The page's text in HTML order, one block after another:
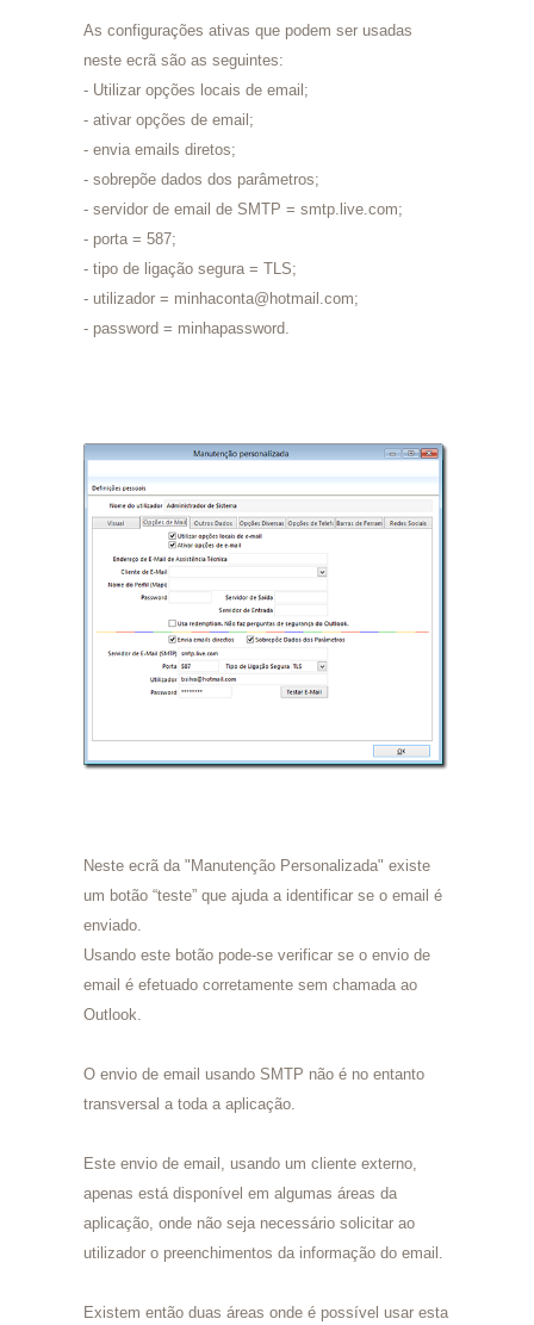
As configurações ativas que podem ser usadas
neste ecrã são as seguintes:
- Utilizar opções locais de email;
- ativar opções de email;
- envia emails diretos;
- sobrepõe dados dos parâmetros;
- servidor de email de SMTP = smtp.live.com;
- porta = 587;
- tipo de ligação segura = TLS;
- utilizador = minhaconta@hotmail.com;
- password = minhapassword.
Neste ecrã da "Manutenção Personalizada" existe
um botão “teste” que ajuda a identificar se o email é
enviado.
Usando este botão pode-se verificar se o envio de
email é efetuado corretamente sem chamada ao
Outlook.
O envio de email usando SMTP não é no entanto
transversal a toda a aplicação.
Este envio de email, usando um cliente externo,
apenas está disponível em algumas áreas da
aplicação, onde não seja necessário solicitar ao
utilizador o preenchimentos da informação do email.
Existem então duas áreas onde é possível usar esta